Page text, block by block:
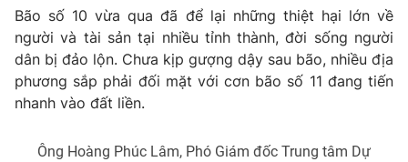
VTV9 VTV8
Liên hệ tòa soạn
Bão số 10 vừa qua đã để lại những thiệt hại lớn về
người và tài sản tại nhiều tỉnh thành, đời sống người
dân bị đảo lộn. Chưa kịp gượng dậy sau bão, nhiều địa
phương sắp phải đối mặt với cơn bão số 11 đang tiến
nhanh vào đất liền.
Ông Hoàng Phúc Lâm, Phó Giám đốc Trung tâm Dự